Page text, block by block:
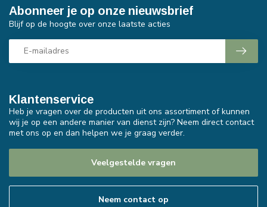
Klantenservice
Heb je vragen over de producten uit ons assortiment of kunnen
wij je op een andere manier van dienst zijn? Neem direct contact
met ons op en dan helpen we je graag verder.
Veelgestelde vragen
Neem contact op
Abonneer je op onze nieuwsbrief
Blijf op de hoogte over onze laatste acties